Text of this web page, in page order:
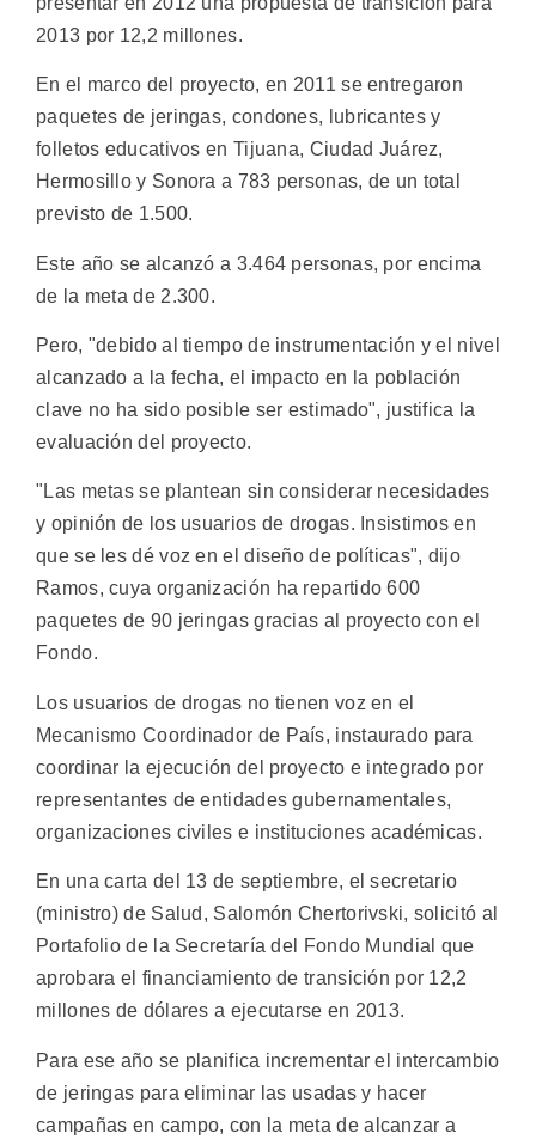
2013 por 12,2 millones.
En el marco del proyecto, en 2011 se entregaron
paquetes de jeringas, condones, lubricantes y
folletos educativos en Tijuana, Ciudad Juárez,
Hermosillo y Sonora a 783 personas, de un total
previsto de 1.500.
Este año se alcanzó a 3.464 personas, por encima
de la meta de 2.300.
Pero, "debido al tiempo de instrumentación y el nivel
alcanzado a la fecha, el impacto en la población
clave no ha sido posible ser estimado", justifica la
evaluación del proyecto.
"Las metas se plantean sin considerar necesidades
y opinión de los usuarios de drogas. Insistimos en
que se les dé voz en el diseño de políticas", dijo
Ramos, cuya organización ha repartido 600
paquetes de 90 jeringas gracias al proyecto con el
Fondo.
Los usuarios de drogas no tienen voz en el
Mecanismo Coordinador de País, instaurado para
coordinar la ejecución del proyecto e integrado por
representantes de entidades gubernamentales,
organizaciones civiles e instituciones académicas.
En una carta del 13 de septiembre, el secretario
(ministro) de Salud, Salomón Chertorivski, solicitó al
Portafolio de la Secretaría del Fondo Mundial que
aprobara el financiamiento de transición por 12,2
millones de dólares a ejecutarse en 2013.
Para ese año se planifica incrementar el intercambio
de jeringas para eliminar las usadas y hacer
campañas en campo, con la meta de alcanzar a